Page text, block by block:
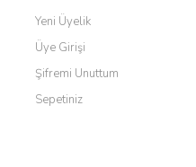
Yeni Üyelik
Üye Girişi
Şifremi Unuttum
Sepetiniz